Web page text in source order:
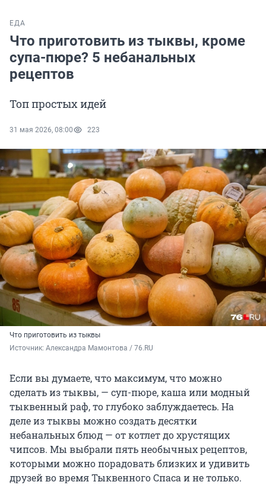
ЕДА
Что приготовить из тыквы, кроме
супа-пюре? 5 небанальных
рецептов
Топ простых идей
31 мая 2026, 08:00 223
Что приготовить из тыквы
Источник: Александра Мамонтова / 76.RU
Если вы думаете, что максимум, что можно
сделать из тыквы, — суп-пюре, каша или модный
тыквенный раф, то глубоко заблуждаетесь. На
деле из тыквы можно создать десятки
небанальных блюд — от котлет до хрустящих
чипсов. Мы выбрали пять необычных рецептов,
которыми можно порадовать близких и удивить
друзей во время Тыквенного Спаса и не только.